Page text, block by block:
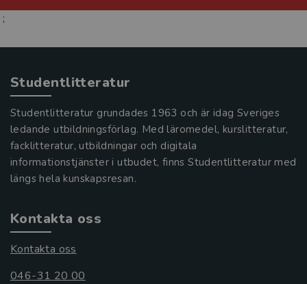
;
Studentlitteratur
Studentlitteratur grundades 1963 och är idag Sveriges
ledande utbildningsförlag. Med läromedel, kurslitteratur,
facklitteratur, utbildningar och digitala
informationstjänster i utbudet, finns Studentlitteratur med
längs hela kunskapsresan.
Kontakta oss
Kontakta oss
046-31 20 00